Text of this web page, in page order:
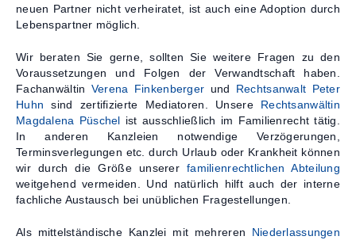
neuen Partner nicht verheiratet, ist auch eine Adoption durch
Lebenspartner möglich.
Wir beraten Sie gerne, sollten Sie weitere Fragen zu den
Voraussetzungen und Folgen der Verwandtschaft haben.
Fachanwältin Verena Finkenberger und Rechtsanwalt Peter
Huhn sind zertifizierte Mediatoren. Unsere Rechtsanwältin
Magdalena Püschel ist ausschließlich im Familienrecht tätig.
In anderen Kanzleien notwendige Verzögerungen,
Terminsverlegungen etc. durch Urlaub oder Krankheit können
wir durch die Größe unsererfamilienrechtlichen Abteilung
weitgehend vermeiden. Und natürlich hilft auch der interne
fachliche Austausch bei unüblichen Fragestellungen.
Als mittelständische Kanzlei mit mehreren Niederlassungen